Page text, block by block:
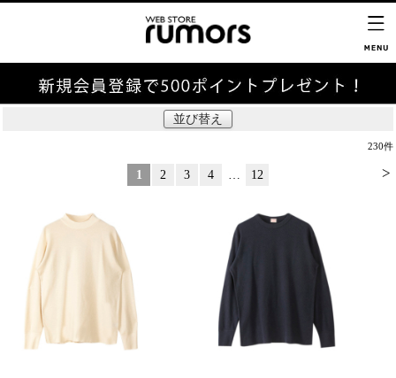
並び替え
230件
>
1 2 3 4 … 12